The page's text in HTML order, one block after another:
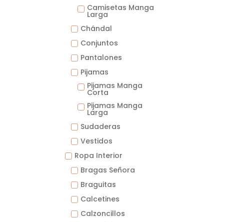
Camisetas Manga
Larga
Chándal
Conjuntos
Pantalones
Pijamas
Pijamas Manga
Corta
Pijamas Manga
Larga
Sudaderas
Vestidos
Ropa Interior
Bragas Señora
Braguitas
Calcetines
Calzoncillos